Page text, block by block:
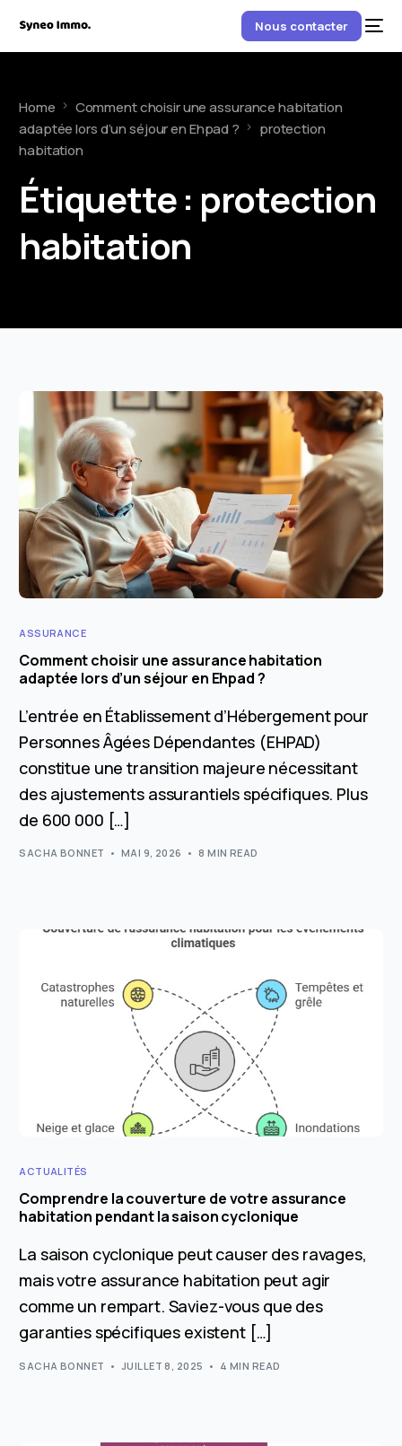
Nous contacter
Home
Comment choisir une assurance habitation
adaptée lors d’un séjour en Ehpad ?
protection
habitation
Étiquette : protection
habitation
ASSURANCE
Comment choisir une assurance habitation
adaptée lors d’un séjour en Ehpad ?
L’entrée en Établissement d’Hébergement pour
Personnes Âgées Dépendantes (EHPAD)
constitue une transition majeure nécessitant
des ajustements assurantiels spécifiques. Plus
de 600 000 […]
SACHA BONNET MAI 9, 2026 8 MIN READ
ACTUALITÉS
Comprendre la couverture de votre assurance
habitation pendant la saison cyclonique
La saison cyclonique peut causer des ravages,
mais votre assurance habitation peut agir
comme un rempart. Saviez-vous que des
garanties spécifiques existent […]
SACHA BONNET JUILLET 8, 2025 4 MIN READ